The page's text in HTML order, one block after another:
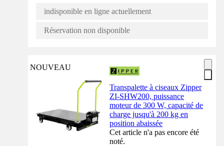
indisponible en ligne actuellement
Réservation non disponible
NOUVEAU
Transpalette à ciseaux Zipper
ZI-SHW200, puissance
moteur de 300 W, capacité de
charge jusqu'à 200 kg en
position abaissée
Cet article n'a pas encore été
noté.